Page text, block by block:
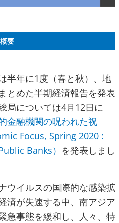
概要
半年に1度（春と秋）、地
とめた半期経済報告を発表
局については4月12日に
金融機関の呪われた祝
Focus, Spring 2020 :
Banks） を発表しまし
ウイルスの国際的な感染拡
済が失速する中、南アジア
急事態を緩和し、人々、特